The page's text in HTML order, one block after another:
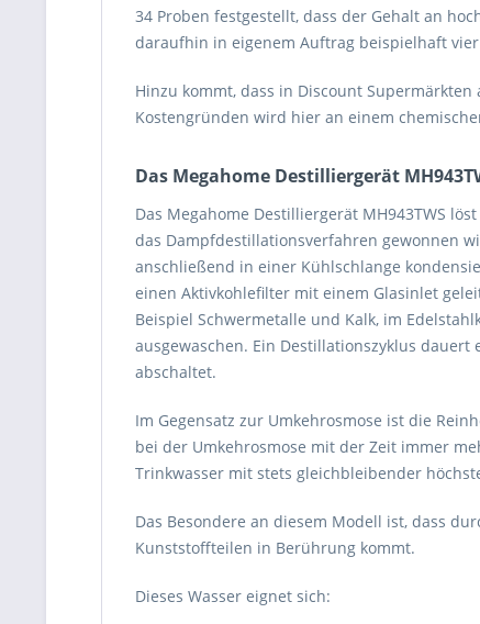
34 Proben festgestellt, dass der Gehalt an
daraufhin in eigenem Auftrag beispielhaft
Hinzu kommt, dass in Discount
Kostengründen wird hier an einem
Das Megahome Destilliergerät
Das Megahome Destilliergerät MH943TWS
das Dampfdestillationsverfahren gewonnen
anschließend in einer Kühlschlange
einen Aktivkohlefilter mit einem Glasinlet
Beispiel Schwermetalle und Kalk, im
ausgewaschen. Ein Destillationszyklus
abschaltet.
Im Gegensatz zur Umkehrosmose ist die
bei der Umkehrosmose mit der Zeit immer
Trinkwasser mit stets gleichbleibender
Das Besondere an diesem Modell ist, dass
Kunststoffteilen in Berührung kommt.
Dieses Wasser eignet sich: